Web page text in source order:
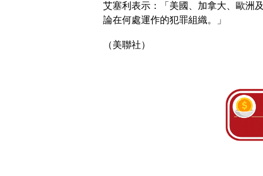
艾塞利表示：「美國、加拿大、歐洲
論在何處運作的犯罪組織。」
（美聯社）